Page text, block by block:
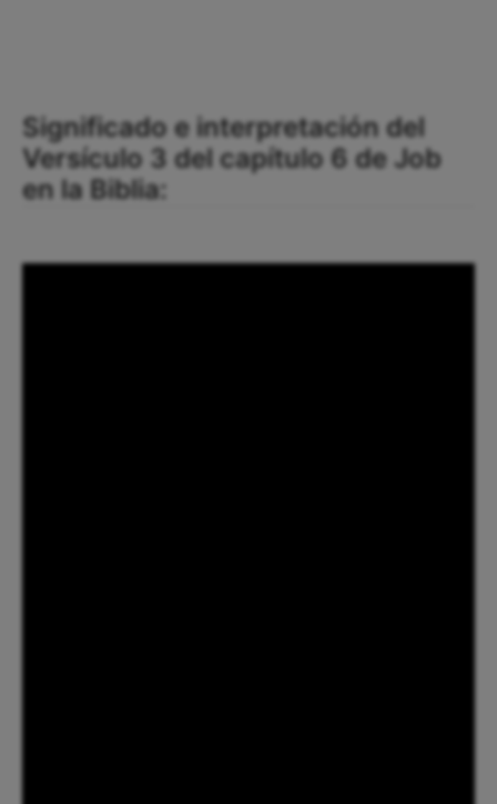
Significado e interpretación del
Versículo 3 del capítulo 6 de Job
en la Biblia: